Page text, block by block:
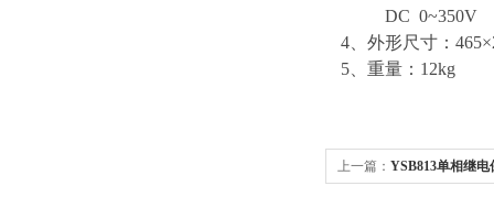
DC 0~350V
4、外形尺寸：
5、重量：12kg
上一篇： YSB813单相继